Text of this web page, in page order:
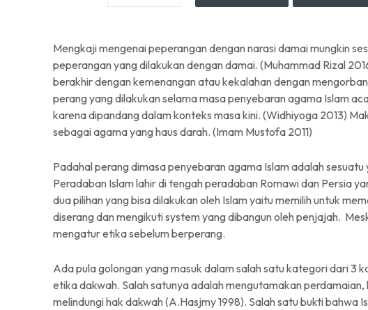
Mengkaji mengenai peperangan dengan narasi damai mungkin
peperangan yang dilakukan dengan damai. (Muhammad Rizal
berakhir dengan kemenangan atau kekalahan dengan
perang yang dilakukan selama masa penyebaran agama Islam
karena dipandang dalam konteks masa kini. (Widhiyoga 2013)
sebagai agama yang haus darah. (Imam Mustofa 2011)
Padahal perang dimasa penyebaran agama Islam adalah
Peradaban Islam lahir di tengah peradaban Romawi dan Persia
dua pilihan yang bisa dilakukan oleh Islam yaitu memilih untuk
diserang dan mengikuti system yang dibangun oleh penjajah.
mengatur etika sebelum berperang.
Ada pula golongan yang masuk dalam salah satu kategori dari 3
etika dakwah. Salah satunya adalah mengutamakan
melindungi hak dakwah (A.Hasjmy 1998). Salah satu bukti